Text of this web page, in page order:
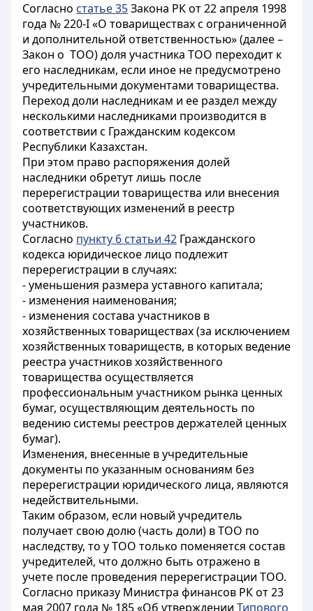
Согласно статье 35Закона РК от 22 апреля 1998
года № 220-І «О товариществах с ограниченной
и дополнительной ответственностью» (далее –
Закон о ТОО) доля участника ТОО переходит к
его наследникам, если иное не предусмотрено
учредительными документами товарищества.
Переход доли наследникам и ее раздел между
несколькими наследниками производится в
соответствии с Гражданским кодексом
Республики Казахстан.
При этом право распоряжения долей
наследники обретут лишь после
перерегистрации товарищества или внесения
соответствующих изменений в реестр
участников.
Согласно пункту 6 статьи 42 Гражданского
кодекса юридическое лицо подлежит
перерегистрации в случаях:
- уменьшения размера уставного капитала;
- изменения наименования;
- изменения состава участников в
хозяйственных товариществах (за исключением
хозяйственных товариществ, в которых ведение
реестра участников хозяйственного
товарищества осуществляется
профессиональным участником рынка ценных
бумаг, осуществляющим деятельность по
ведению системы реестров держателей ценных
бумаг).
Изменения, внесенные в учредительные
документы по указанным основаниям без
перерегистрации юридического лица, являются
недействительными.
Таким образом, если новый учредитель
получает свою долю (часть доли) в ТОО по
наследству, то у ТОО только поменяется состав
учредителей, что должно быть отражено в
учете после проведения перерегистрации ТОО.
Согласно приказу Министра финансов РК от 23
мая 2007 года № 185 «Об утверждении Типового